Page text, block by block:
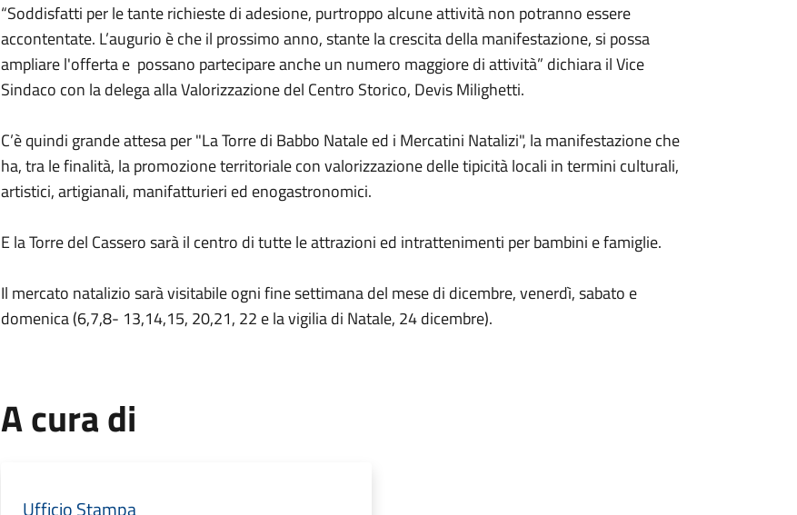
“Soddisfatti per le tante richieste di adesione, purtroppo alcune attività non potranno essere
accontentate. L’augurio è che il prossimo anno, stante la crescita della manifestazione, si possa
ampliare l'offerta e possano partecipare anche un numero maggiore di attività” dichiara il Vice
Sindaco con la delega alla Valorizzazione del Centro Storico, Devis Milighetti.
C’è quindi grande attesa per "La Torre di Babbo Natale ed i Mercatini Natalizi", la manifestazione che
ha, tra le finalità, la promozione territoriale con valorizzazione delle tipicità locali in termini culturali,
artistici, artigianali, manifatturieri ed enogastronomici.
E la Torre del Cassero sarà il centro di tutte le attrazioni ed intrattenimenti per bambini e famiglie.
Il mercato natalizio sarà visitabile ogni fine settimana del mese di dicembre, venerdì, sabato e
domenica (6,7,8- 13,14,15, 20,21, 22 e la vigilia di Natale, 24 dicembre).
A cura di
Ufficio Stampa